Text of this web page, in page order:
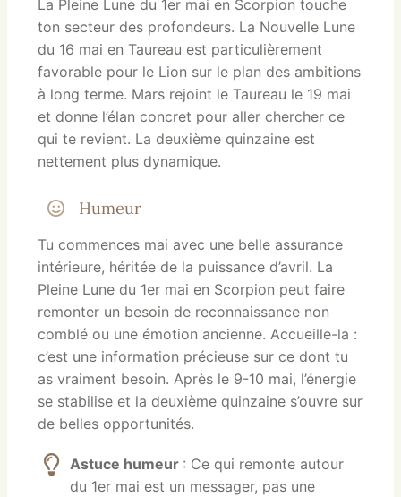
La Pleine Lune du 1er mai en Scorpion touche
ton secteur des profondeurs. La Nouvelle Lune
du 16 mai en Taureau est particulièrement
favorable pour le Lion sur le plan des ambitions
à long terme. Mars rejoint le Taureau le 19 mai
et donne l’élan concret pour aller chercher ce
qui te revient. La deuxième quinzaine est
nettement plus dynamique.
Humeur
Tu commences mai avec une belle assurance
intérieure, héritée de la puissance d’avril. La
Pleine Lune du 1er mai en Scorpion peut faire
remonter un besoin de reconnaissance non
comblé ou une émotion ancienne. Accueille-la :
c’est une information précieuse sur ce dont tu
as vraiment besoin. Après le 9-10 mai, l’énergie
se stabilise et la deuxième quinzaine s’ouvre sur
de belles opportunités.
Astuce humeur : Ce qui remonte autour
du 1er mai est un messager, pas une